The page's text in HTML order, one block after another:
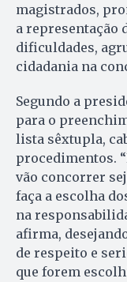
magistrados,
a representação
dificuldades,
cidadania na
Segundo a
para o
lista sêxtupla,
procedimentos.
vão concorrer
faça a escolha
na
afirma,
de respeito e
que forem